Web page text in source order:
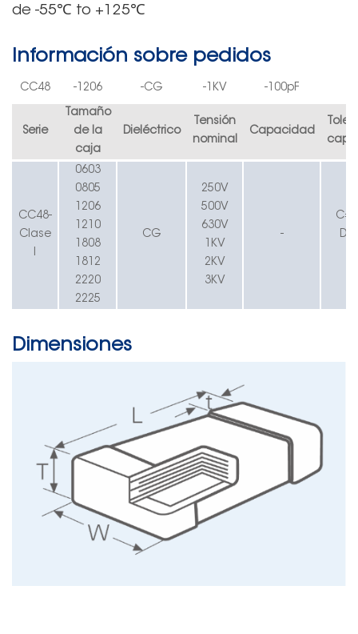
de -55℃ to +125℃
Información sobre pedidos
CC48 -1206 -CG -1KV -100pF
Serie
Tamaño
de la
caja
Dieléctrico
Tensión
nominal
Capacidad
CC48-
Clase
I
0603
0805
1206
1210
1808
1812
2220
2225
CG
250V
500V
630V
1KV
2KV
3KV
-
Dimensiones